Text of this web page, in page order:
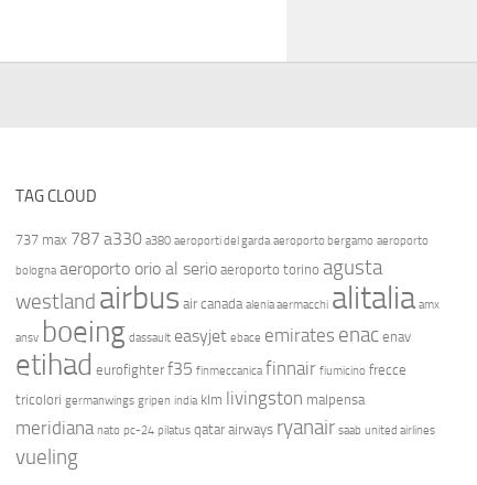
TAG CLOUD
737 max 787 a330 a380 aeroporti del garda aeroporto bergamo aeroporto
bologna aeroporto orio al serio aeroporto torino agusta
westland airbus air canada alenia aermacchi alitalia amx
ansv boeing dassault easyjet ebace emirates enac enav
etihad eurofighter f35 finmeccanica finnair fiumicino frecce
tricolori germanwings gripen india klm livingston malpensa
meridiana nato pc-24 pilatus qatar airways ryanair saab united airlines
vueling